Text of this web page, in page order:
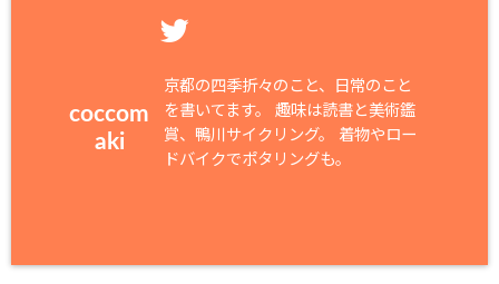
coccom
aki
京都の四季折々のこと、日常のこと
を書いてます。 趣味は読書と美術鑑
賞、鴨川サイクリング。 着物やロー
ドバイクでポタリングも。